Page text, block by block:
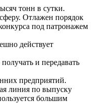
тонн в сутки.
Отлажен порядок
под патронажем
действует
и передавать
предприятий.
линия по выпуску
большим